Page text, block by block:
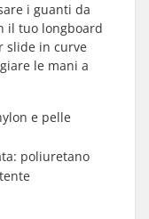
i guanti da
il tuo longboard
slide in curve
le mani a
e pelle
poliuretano